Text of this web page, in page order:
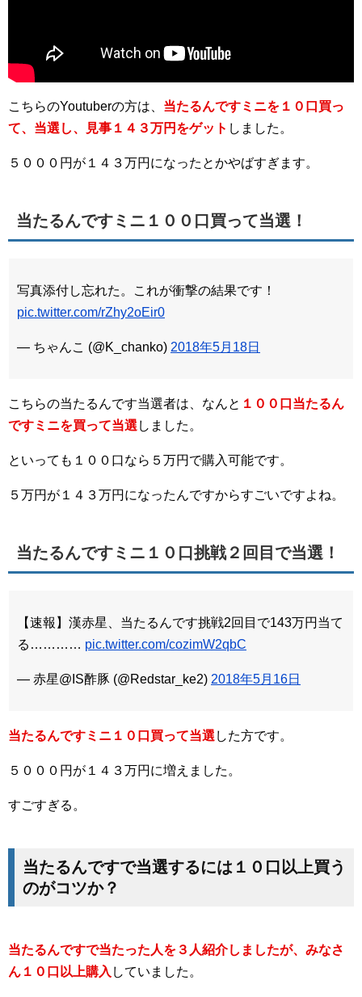
こちらのYoutuberの方は、 当たるんですミニを１０口買っ
て、当選し、見事１４３万円をゲット しました。
５０００円が１４３万円になったとかやばすぎます。
当たるんですミニ１００口買って当選！
写真添付し忘れた。これが衝撃の結果です！
pic.twitter.com/rZhy2oEir0
— ちゃんこ (@K_chanko) 2018年5月18日
こちらの当たるんです当選者は、なんと １００口当たるん
ですミニを買って当選 しました。
といっても１００口なら５万円で購入可能です。
５万円が１４３万円になったんですからすごいですよね。
当たるんですミニ１０口挑戦２回目で当選！
【速報】漢赤星、当たるんです挑戦2回目で143万円当て
る………… pic.twitter.com/cozimW2qbC
— 赤星@IS酢豚 (@Redstar_ke2) 2018年5月16日
当たるんですミニ１０口買って当選 した方です。
５０００円が１４３万円に増えました。
すごすぎる。
当たるんですで当選するには１０口以上買う
のがコツか？
当たるんですで当たった人を３人紹介しましたが、みなさ
ん１０口以上購入 していました。